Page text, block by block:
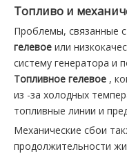
Топливо и
Проблемы, связанные
гелевое или
систему генератора и
Топливное гелевое ,
из -за холодных
топливные линии и
Механические сбои
продолжительности